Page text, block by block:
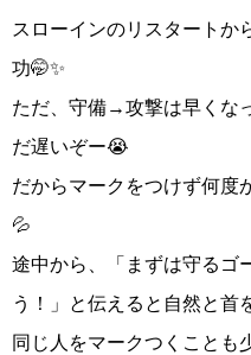
スローインのリスタートか
功🤭✨
ただ、守備→攻撃は早くな
だ遅いぞー😭
だからマークをつけず何度
💦
途中から、「まずは守るゴ
う！」と伝えると自然と首
同じ人をマークつくことも